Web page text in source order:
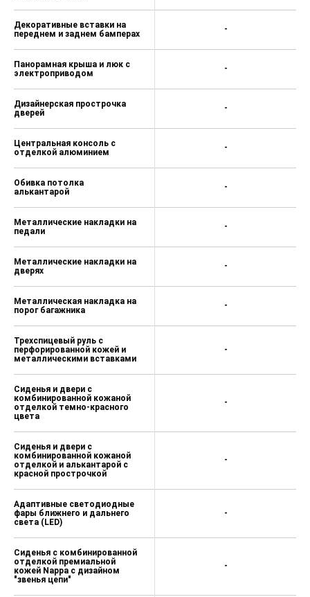
Декоративные вставки на
переднем и заднем бамперах
Панорамная крыша и люк с
электроприводом
Дизайнерская прострочка
дверей
Центральная консоль с
отделкой алюминием
Обивка потолка
алькантарой
Металлические накладки на
педали
Металлические накладки на
дверях
Металлическая накладка на
порог багажника
Трехспицевый руль с
перфорированной кожей и
металлическими вставками
Сиденья и двери с
комбинированной кожаной
отделкой темно-красного
цвета
Сиденья и двери с
комбинированной кожаной
отделкой и алькантарой с
красной прострочкой
Адаптивные светодиодные
фары ближнего и дальнего
света (LED)
Сиденья с комбинированной
отделкой премиальной
кожей Nappa с дизайном
"звенья цепи"
-
-
-
-
-
-
-
-
-
-
-
-
-